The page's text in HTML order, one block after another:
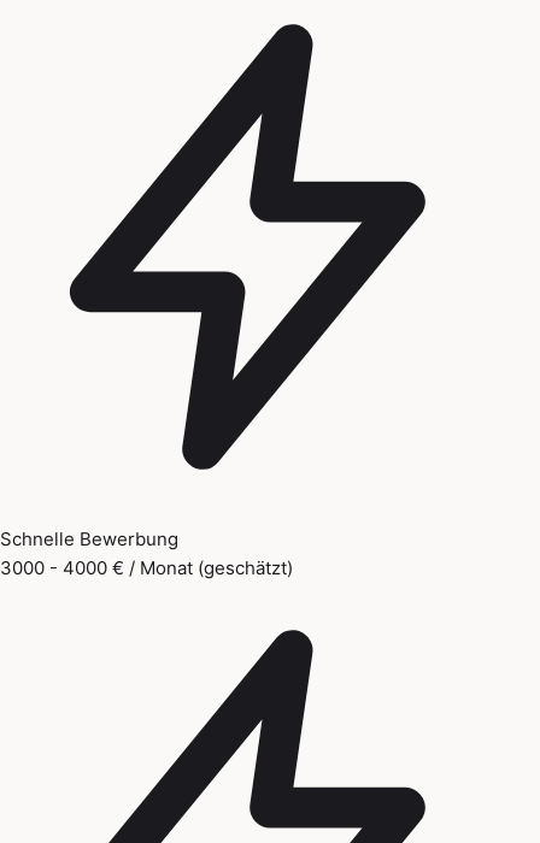
Schnelle Bewerbung
3000 - 4000 € / Monat (geschätzt)